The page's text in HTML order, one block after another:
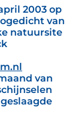
2003 op
van
natuursite
van